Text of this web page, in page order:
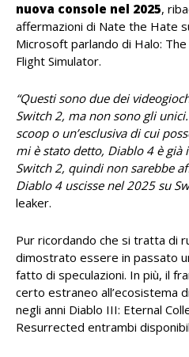
nuova console nel 2025,
affermazioni di Nate the Hate
Microsoft parlando di Halo:
Flight Simulator.
“Questi sono due dei
Switch 2, ma non sono gli
scoop o un’esclusiva di cui
mi è stato detto, Diablo 4 è
Switch 2, quindi non sarebbe
Diablo 4 uscisse nel 2025 su
leaker.
Pur ricordando che si tratta di
dimostrato essere in passato
fatto di speculazioni. In più, il
certo estraneo all’ecosistema
negli anni Diablo III: Eternal
Resurrected entrambi